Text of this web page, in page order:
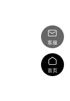

客服

首页